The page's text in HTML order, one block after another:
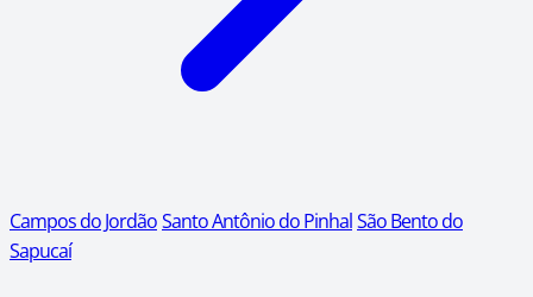
Campos do JordãoSanto Antônio do PinhalSão Bento do
Sapucaí